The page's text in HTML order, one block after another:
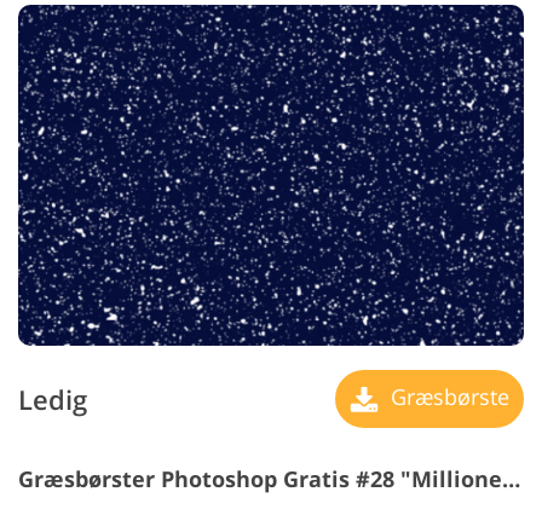
Ledig Græsbørste
Græsbørster Photoshop Gratis #28 "Millioner af snefnug"